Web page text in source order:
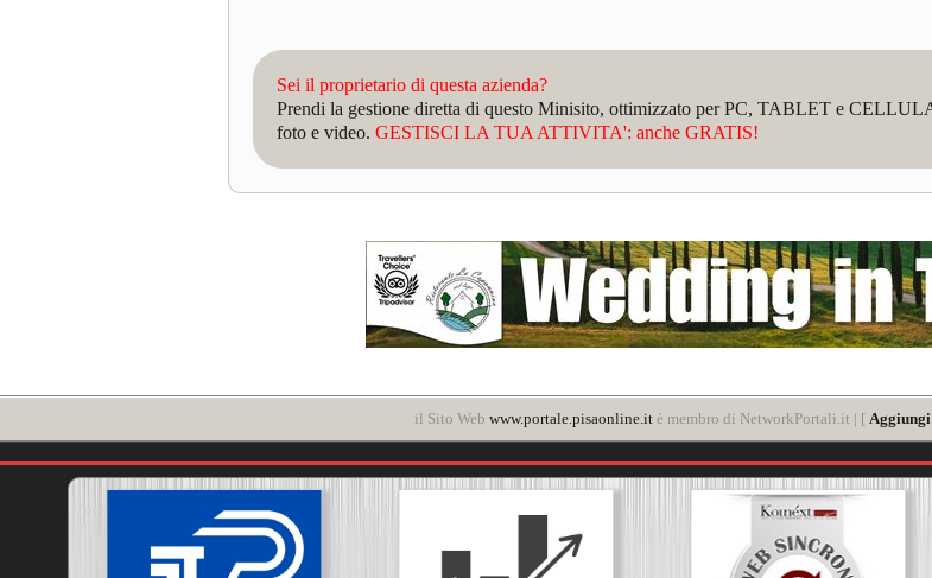
Sei il proprietario di questa azienda?
Prendi la gestione diretta di questo Minisito, ottimizzato per PC, TABLET e
foto e video. GESTISCI LA TUA ATTIVITA': anche GRATIS!
il Sito Web www.portale.pisaonline.itè membro di NetworkPortali.it | [